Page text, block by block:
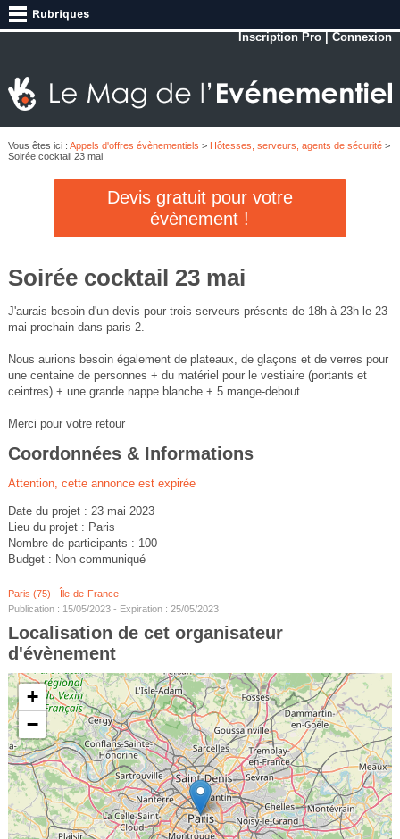
Inscription Pro |Connexion
Vous êtes ici : Appels d'offres évènementiels > Hôtesses, serveurs, agents de sécurité>
Soirée cocktail 23 mai
Devis gratuit pour votre
évènement !
Soirée cocktail 23 mai
J'aurais besoin d'un devis pour trois serveurs présents de 18h à 23h le 23
mai prochain dans paris 2.
Nous aurions besoin également de plateaux, de glaçons et de verres pour
une centaine de personnes + du matériel pour le vestiaire (portants et
ceintres) + une grande nappe blanche + 5 mange-debout.
Merci pour votre retour
Coordonnées & Informations
Attention, cette annonce est expirée
Date du projet : 23 mai 2023
Lieu du projet : Paris
Nombre de participants : 100
Budget : Non communiqué
Paris (75) - Île-de-France
Publication : 15/05/2023 - Expiration : 25/05/2023
Localisation de cet organisateur
d'évènement
+
−